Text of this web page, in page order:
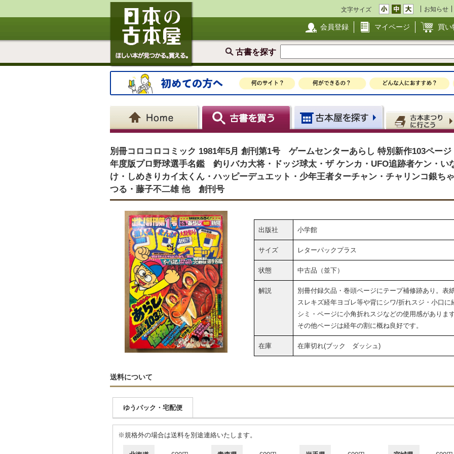
文字サイズ お知らせ
会員登録 マイページ 買い
古書を探す
別冊コロコロコミック 1981年5月 創刊第1号 ゲームセンターあらし 特別新作103ペー
年度版プロ野球選手名鑑 釣りバカ大将・ドッジ球太・ザ ケンカ・UFO追跡者ケン・い
け・しめきりカイ太くん・ハッピーデュエット・少年王者ターチャン・チャリンコ銀ち
つる・藤子不二雄 他 創刊号
出版社 小学館
サイズ レターパックプラス
状態 中古品（並下）
解説
別冊付録欠品・巻頭ページにテープ補修跡あり。表
スレキズ経年ヨゴレ等や背にシワ/折れスジ・小口に
シミ・ページに小角折れスジなどの使用感があります
その他ページは経年の割に概ね良好です。
在庫 在庫切れ(ブック ダッシュ)
送料について
ゆうパック・宅配便
※規格外の場合は送料を別途連絡いたします。